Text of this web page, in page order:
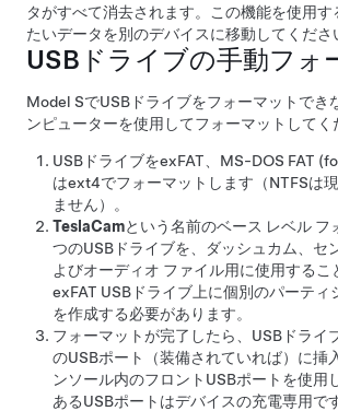
タがすべて消去されます。この機能を使用す
たいデータを別のデバイスに移動してくださ
USBドライブの手動フォ
Model SでUSBドライブをフォーマットでき
ンピューターを使用してフォーマットしてく
USBドライブをexFAT、MS-DOS FAT
はext4でフォーマットします（NTFSは
ません）。
TeslaCamという名前のベース レベル フ
つのUSBドライブを、ダッシュカム、 セ
よびオーディオ ファイル用に使用するこ
exFAT USBドライブ上に個別のパーティ
を作成する必要があります。
フォーマットが完了したら、USBドライ
のUSBポート（装備されていれば）に挿
ンソール内のフロントUSBポートを使用
あるUSBポートはデバイスの充電専用で